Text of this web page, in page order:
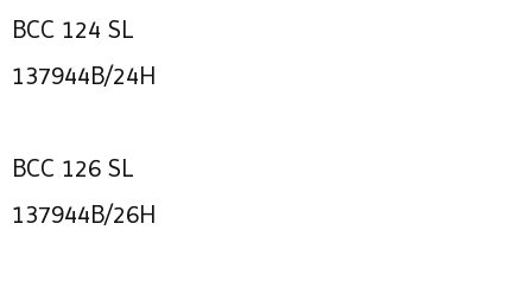
BCC 124 SL
137944B/24H
BCC 126 SL
137944B/26H